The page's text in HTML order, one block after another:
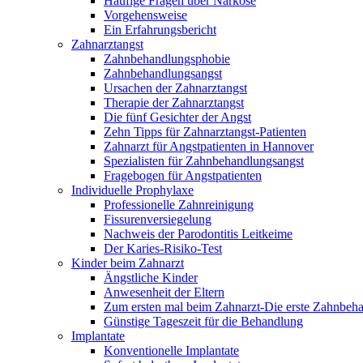
Vorgehensweise
Ein Erfahrungsbericht
Zahnarztangst
Zahnbehandlungsphobie
Zahnbehandlungsangst
Ursachen der Zahnarztangst
Therapie der Zahnarztangst
Die fünf Gesichter der Angst
Zehn Tipps für Zahnarztangst-Patienten
Zahnarzt für Angstpatienten in Hannover
Spezialisten für Zahnbehandlungsangst
Fragebogen für Angstpatienten
Individuelle Prophylaxe
Professionelle Zahnreinigung
Fissurenversiegelung
Nachweis der Parodontitis Leitkeime
Der Karies-Risiko-Test
Kinder beim Zahnarzt
Ängstliche Kinder
Anwesenheit der Eltern
Zum ersten mal beim Zahnarzt-Die erste
Günstige Tageszeit für die Behandlung
Implantate
Konventionelle Implantate